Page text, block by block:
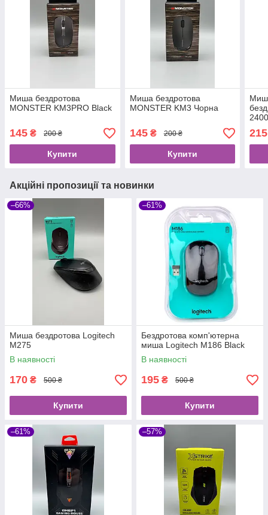
Миша бездротова
MONSTER KM3PRO Black
145 ₴ 200 ₴
Купити
Миша бездротова
MONSTER KM3 Чорна
145₴ 200 ₴
Купити
215
Акційні пропозиції та новинки
–66%
Миша бездротова Logitech
M275
В наявності
170 ₴ 500 ₴
Купити
–61%
Бездротова комп'ютерна
миша Logitech M186 Black
В наявності
195 ₴ 500 ₴
Купити
–61% –57%